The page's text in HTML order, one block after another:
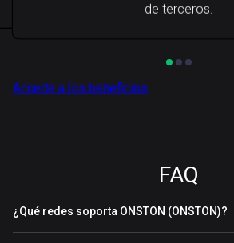
de terceros.
Accede a los beneficios
FAQ
¿Qué redes soporta ONSTON (ONSTON)?